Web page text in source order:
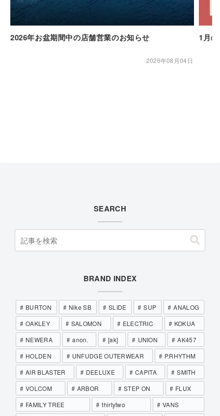
2026年お盆期間中の店舗営業のお知らせ
2026年08月04日
1月
SEARCH
BRAND INDEX
BURTON Nike SB SLIDE SUP
ANALOG
OAKLEY
SALOMON ELECTRIC
KOKUA
NEWERA
anon. [ak] UNION
AK457
HOLDEN
UNFUDGE OUTERWEAR
P.RHYTHM
AIR BLASTER
DEELUXE CAPITA
SMITH
VOLCOM
ARBOR STEP ON
FLUX
FAMILY TREE
thirtytwo
VANS